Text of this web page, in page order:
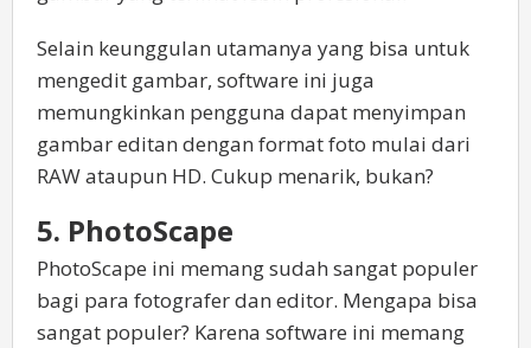
Selain keunggulan utamanya yang bisa untuk
mengedit gambar, software ini juga
memungkinkan pengguna dapat menyimpan
gambar editan dengan format foto mulai dari
RAW ataupun HD. Cukup menarik, bukan?
5. PhotoScape
PhotoScape ini memang sudah sangat populer
bagi para fotografer dan editor. Mengapa bisa
sangat populer? Karena software ini memang